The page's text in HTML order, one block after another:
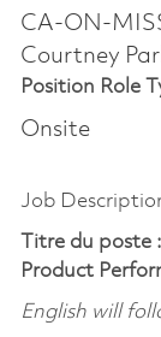
CA-ON-
Courtney
Position Role
Onsite
Job
Titre du
Product
English will